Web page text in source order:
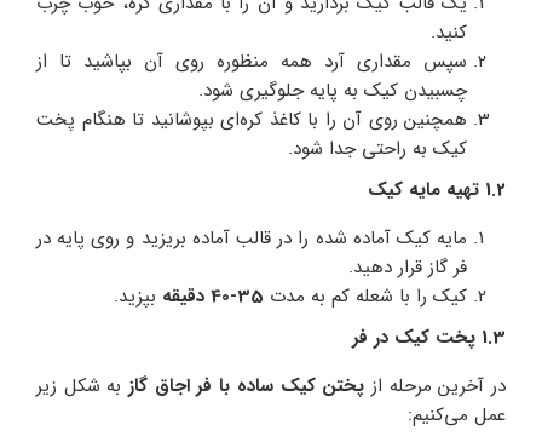
کنید.
سپس مقداری آرد همه منظوره روی آن بپاشید تا از
چسبیدن کیک به پایه جلوگیری شود.
همچنین روی آن را با کاغذ کره‌ای بپوشانید تا هنگام پخت
کیک به راحتی جدا شود.
1.2 تهیه مایه کیک
مایه کیک آماده شده را در قالب آماده بریزید و روی پایه در
فر گاز قرار دهید.
کیک را با شعله کم به مدت 35-40 دقیقه
بپزید.
1.3 پخت کیک در فر
در آخرین مرحله از پختن کیک ساده با فر اجاق گازبه شکل زیر
عمل می‌کنیم: